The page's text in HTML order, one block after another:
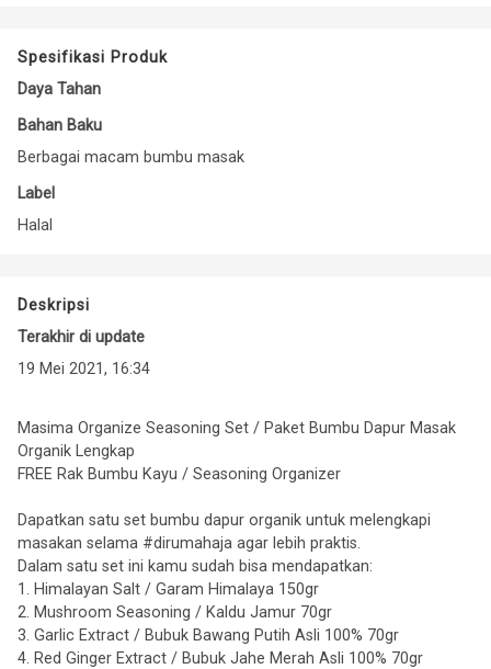
Spesifikasi Produk
Daya Tahan
Bahan Baku
Berbagai macam bumbu masak
Label
Halal
Deskripsi
Terakhir di update
19 Mei 2021, 16:34
Masima Organize Seasoning Set / Paket Bumbu Dapur Masak
Organik Lengkap
FREE Rak Bumbu Kayu / Seasoning Organizer
Dapatkan satu set bumbu dapur organik untuk melengkapi
masakan selama #dirumahaja agar lebih praktis.
Dalam satu set ini kamu sudah bisa mendapatkan:
1. Himalayan Salt / Garam Himalaya 150gr
2. Mushroom Seasoning / Kaldu Jamur 70gr
3. Garlic Extract / Bubuk Bawang Putih Asli 100% 70gr
4. Red Ginger Extract / Bubuk Jahe Merah Asli 100% 70gr